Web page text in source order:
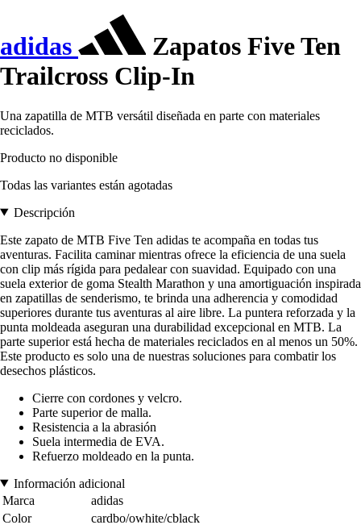
adidas
Zapatos Five Ten
Trailcross Clip-In
Una zapatilla de MTB versátil diseñada en parte con materiales
reciclados.
Producto no disponible
Todas las variantes están agotadas
Descripción
Este zapato de MTB Five Ten adidas te acompaña en todas tus
aventuras. Facilita caminar mientras ofrece la eficiencia de una suela
con clip más rígida para pedalear con suavidad. Equipado con una
suela exterior de goma Stealth Marathon y una amortiguación inspirada
en zapatillas de senderismo, te brinda una adherencia y comodidad
superiores durante tus aventuras al aire libre. La puntera reforzada y la
punta moldeada aseguran una durabilidad excepcional en MTB. La
parte superior está hecha de materiales reciclados en al menos un 50%.
Este producto es solo una de nuestras soluciones para combatir los
desechos plásticos.
Cierre con cordones y velcro.
Parte superior de malla.
Resistencia a la abrasión
Suela intermedia de EVA.
Refuerzo moldeado en la punta.
Información adicional
Marca
adidas
Color
cardbo/owhite/cblack